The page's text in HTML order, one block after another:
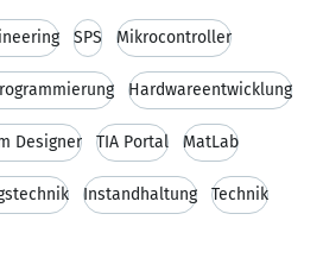
SPS Mikrocontroller
Hardwareentwicklung
Designer TIA Portal MatLab
Instandhaltung Technik